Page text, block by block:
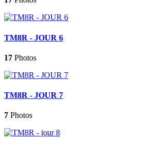
TM8R - JOUR 6
17 Photos
TM8R - JOUR 7
7 Photos